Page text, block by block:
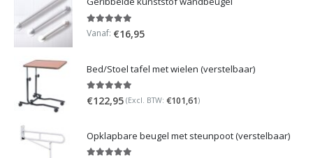
5.00out of 5
Vanaf: €16,95
Bed/Stoel tafel met wielen (verstelbaar)
5.00out of 5
€122,95 (Excl. BTW: €101,61)
Opklapbare beugel met steunpoot (verstelbaar)